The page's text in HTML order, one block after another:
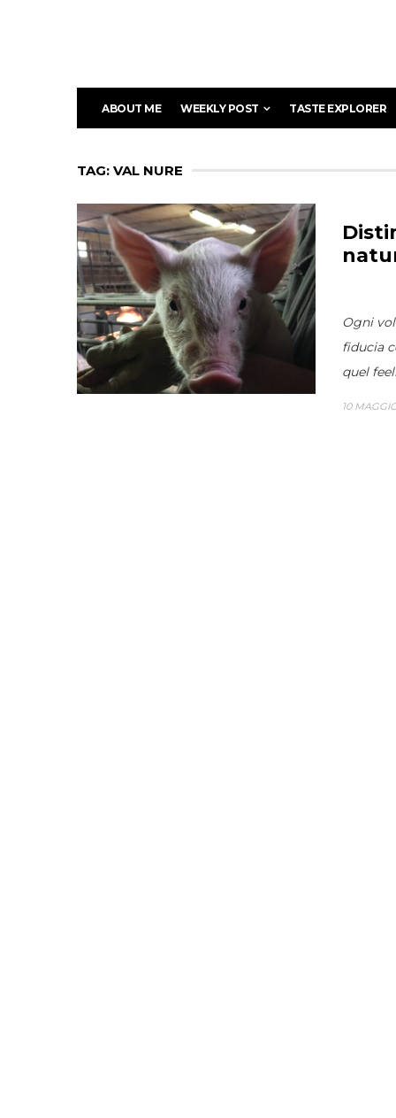
ABOUT ME WEEKLY POST TASTE EXPLORER
TAG: VAL NURE
Ogni
fiducia
quel
10